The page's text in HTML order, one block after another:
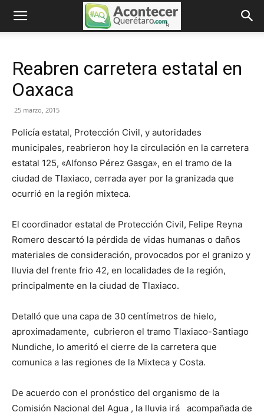
Reabren carretera estatal en
Oaxaca
25 marzo, 2015
Policía estatal, Protección Civil, y autoridades
municipales, reabrieron hoy la circulación en la carretera
estatal 125, «Alfonso Pérez Gasga», en el tramo de la
ciudad de Tlaxiaco, cerrada ayer por la granizada que
ocurrió en la región mixteca.
El coordinador estatal de Protección Civil, Felipe Reyna
Romero descartó la pérdida de vidas humanas o daños
materiales de consideración, provocados por el granizo y
lluvia del frente frio 42, en localidades de la región,
principalmente en la ciudad de Tlaxiaco.
Detalló que una capa de 30 centímetros de hielo,
aproximadamente, cubrieron el tramo Tlaxiaco-Santiago
Nundiche, lo ameritó el cierre de la carretera que
comunica a las regiones de la Mixteca y Costa.
De acuerdo con el pronóstico del organismo de la
Comisión Nacional del Agua , la lluvia irá acompañada de